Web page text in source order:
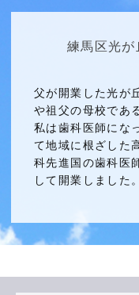
練馬区光
父が開業した光が
や祖父の母校であ
私は歯科医師にな
て地域に根ざした
科先進国の歯科医
して開業しました。